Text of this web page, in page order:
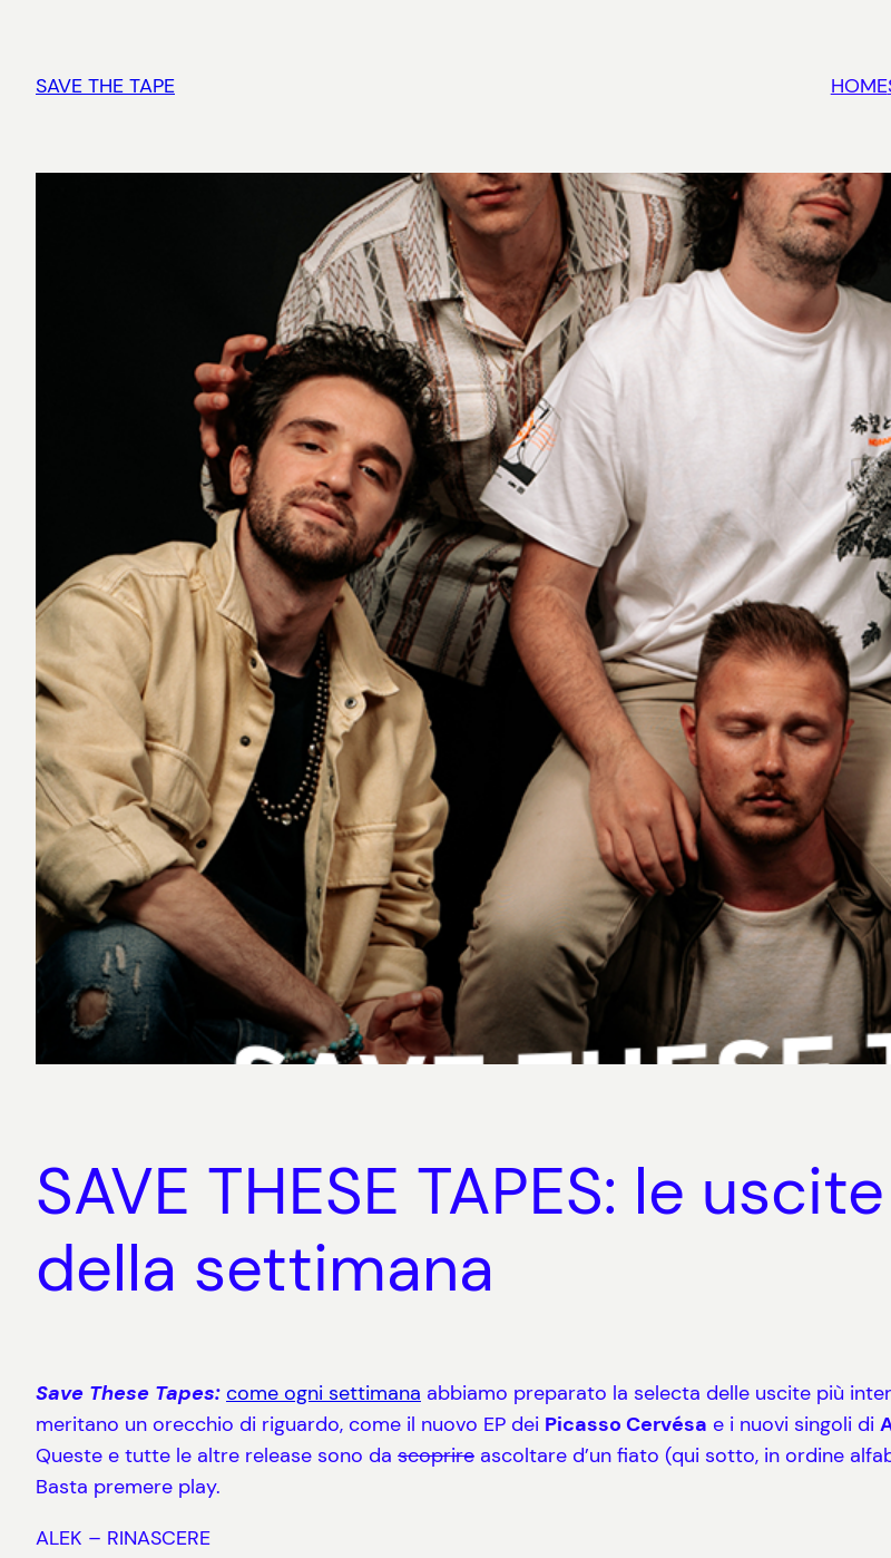
contenuto
SAVE THE TAPE HOME
SAVE THESE TAPES: le
della settimana
Save These Tapes: come ogni settimana abbiamo preparato la selecta delle uscite più
meritano un orecchio di riguardo, come il nuovo EP dei Picasso Cervésa e i nuovi singoli di
Queste e tutte le altre release sono da scoprire ascoltare d’un fiato (qui sotto, in ordine
Basta premere play.
ALEK – RINASCERE